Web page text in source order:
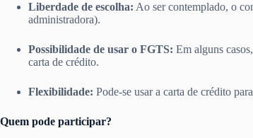
Liberdade de escolha: Ao ser contemplado, o
administradora).
Possibilidade de usar o FGTS: Em alguns
carta de crédito.
Flexibilidade: Pode-se usar a carta de crédito
Quem pode participar?